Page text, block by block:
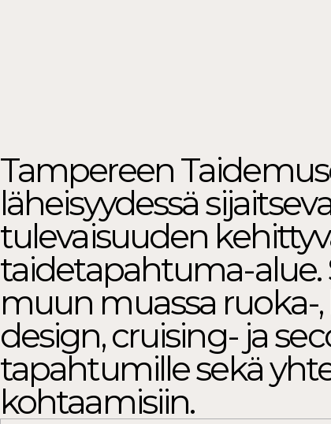
Tampereen
läheisyydessä
tulevaisuuden
taidetapahtuma-alue.
muun muassa ruoka-
design, cruising- ja
tapahtumille sekä
kohtaamisiin.